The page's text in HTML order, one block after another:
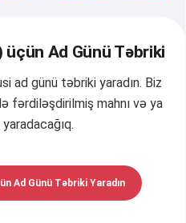
üçün Ad Günü Təbriki
ad günü təbriki yaradın. Biz
fərdiləşdirilmiş mahnı və ya
Ad Günü Təbriki Yaradın